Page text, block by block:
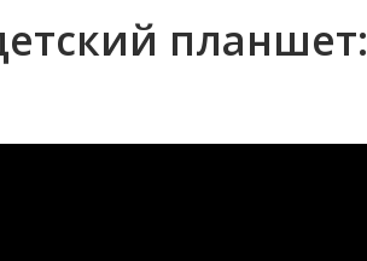
планшет: